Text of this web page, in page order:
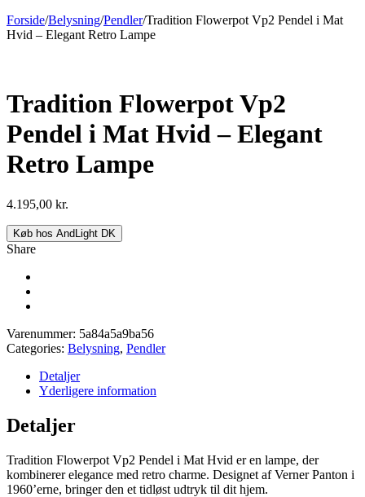
Forside/Belysning/Pendler/Tradition Flowerpot Vp2 Pendel i Mat
Hvid – Elegant Retro Lampe
Tradition Flowerpot Vp2
Pendel i Mat Hvid – Elegant
Retro Lampe
4.195,00 kr.
Køb hos AndLight DK
Share
Varenummer: 5a84a5a9ba56
Categories: Belysning, Pendler
Detaljer
Yderligere information
Detaljer
Tradition Flowerpot Vp2 Pendel i Mat Hvid er en lampe, der
kombinerer elegance med retro charme. Designet af Verner Panton i
1960’erne, bringer den et tidløst udtryk til dit hjem.